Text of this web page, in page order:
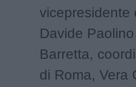
vicepresidente
Davide
Barretta,
di Roma, Vera